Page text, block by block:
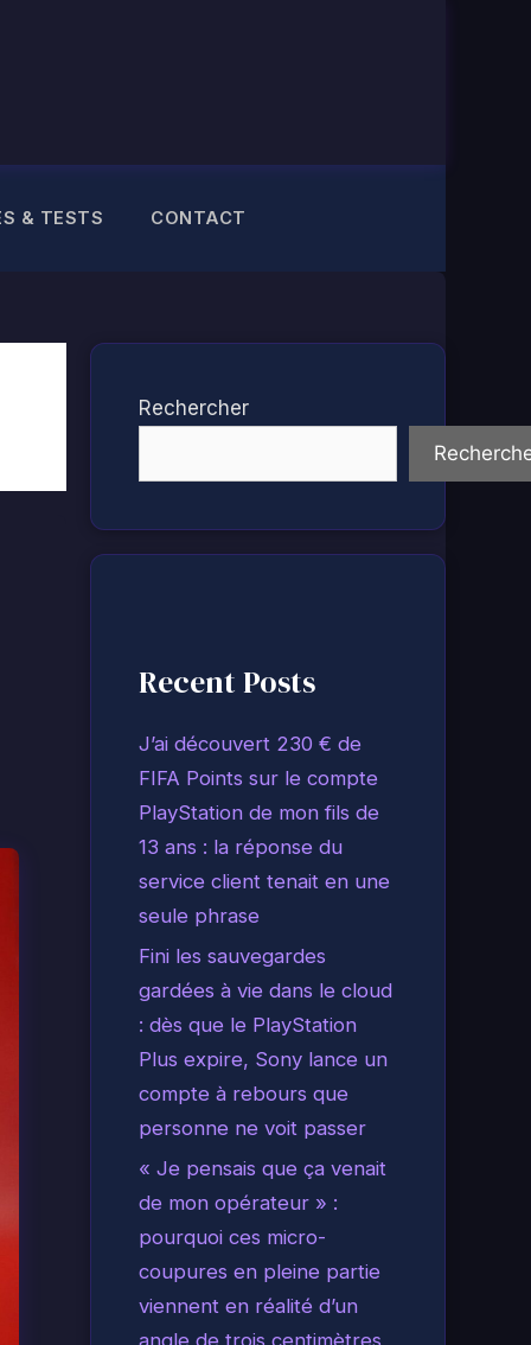
& TESTS CONTACT
Rechercher
Recent Posts
J’ai découvert 230 € de
FIFA Points sur le compte
PlayStation de mon fils de
13 ans : la réponse du
service client tenait en une
seule phrase
Fini les sauvegardes
gardées à vie dans le cloud
: dès que le PlayStation
Plus expire, Sony lance un
compte à rebours que
personne ne voit passer
« Je pensais que ça venait
de mon opérateur » :
pourquoi ces micro-
coupures en pleine partie
viennent en réalité d’un
angle de trois centimètres